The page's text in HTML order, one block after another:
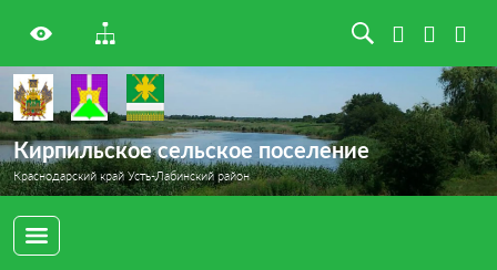
Кирпильское сельское поселение
Краснодарский край Усть-Лабинский район